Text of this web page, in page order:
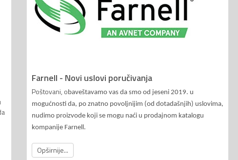
Farnell - Novi uslovi poručivanja
Poštovani, o baveštavamo vas da smo od jeseni 2019. u
mogućnosti da, po znatno povoljnijim (od dotadašnjih) uslovima,
nudimo proizvode koji se mogu naći u prodajnom katalogu
kompanije Farnell.
Opširnije...